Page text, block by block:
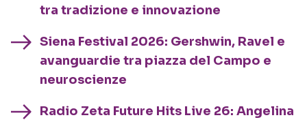
tra tradizione e innovazione
Siena Festival 2026: Gershwin, Ravel e
avanguardie tra piazza del Campo e
neuroscienze
Radio Zeta Future Hits Live 26: Angelina